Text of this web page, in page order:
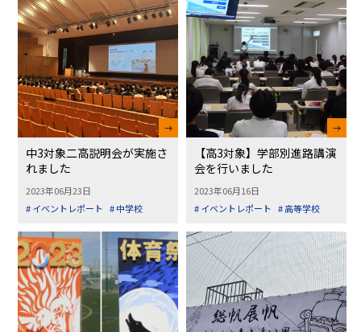
中3対象二高説明会が実施さ
れました
2023年06月23日
# イベントレポート # 中学校
【高3対象】学部別進路講演
会を行いました
2023年06月16日
# イベントレポート # 高等学校